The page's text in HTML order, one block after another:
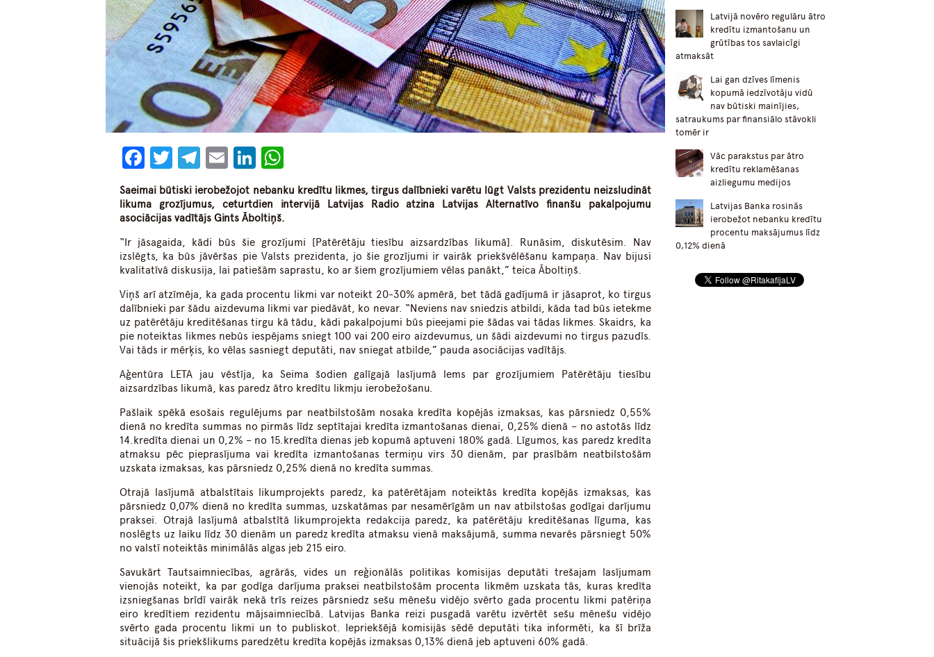
Facebook
Twitter
Telegram
EmailLinkedIn
Saeimai būtiski ierobežojot nebanku kredītu likmes, tirgus dalībnieki varētu lūgt Valsts prezidentu neizsludināt
likuma grozījumus, ceturtdien intervijā Latvijas Radio atzina Latvijas Alternatīvo finanšu pakalpojumu
asociācijas vadītājs Gints Āboltiņš.
“Ir jāsagaida, kādi būs šie grozījumi [Patērētāju tiesību aizsardzības likumā]. Runāsim, diskutēsim. Nav
izslēgts, ka būs jāvēršas pie Valsts prezidenta, jo šie grozījumi ir vairāk priekšvēlēšanu kampaņa. Nav bijusi
kvalitatīvā diskusija, lai patiešām saprastu, ko ar šiem grozījumiem vēlas panākt,” teica Āboltiņš.
Viņš arī atzīmēja, ka gada procentu likmi var noteikt 20-30% apmērā, bet tādā gadījumā ir jāsaprot, ko tirgus
dalībnieki par šādu aizdevuma likmi var piedāvāt, ko nevar. “Neviens nav sniedzis atbildi, kāda tad būs ietekme
uz patērētāju kreditēšanas tirgu kā tādu, kādi pakalpojumi būs pieejami pie šādas vai tādas likmes. Skaidrs, ka
pie noteiktas likmes nebūs iespējams sniegt 100 vai 200 eiro aizdevumus, un šādi aizdevumi no tirgus pazudīs.
Vai tāds ir mērķis, ko vēlas sasniegt deputāti, nav sniegat atbilde,” pauda asociācijas vadītājs.
Aģentūra LETA jau vēstīja, ka Seima šodien galīgajā lasījumā lems par grozījumiem Patērētāju tiesību
aizsardzības likumā, kas paredz ātro kredītu likmju ierobežošanu.
Pašlaik spēkā esošais regulējums par neatbilstošām nosaka kredīta kopējās izmaksas, kas pārsniedz 0,55%
dienā no kredīta summas no pirmās līdz septītajai kredīta izmantošanas dienai, 0,25% dienā – no astotās līdz
14.kredīta dienai un 0,2% – no 15.kredīta dienas jeb kopumā aptuveni 180% gadā. Līgumos, kas paredz kredīta
atmaksu pēc pieprasījuma vai kredīta izmantošanas termiņu virs 30 dienām, par prasībām neatbilstošām
uzskata izmaksas, kas pārsniedz 0,25% dienā no kredīta summas.
Otrajā lasījumā atbalstītais likumprojekts paredz, ka patērētājam noteiktās kredīta kopējās izmaksas, kas
pārsniedz 0,07% dienā no kredīta summas, uzskatāmas par nesamērīgām un nav atbilstošas godīgai darījumu
praksei. Otrajā lasījumā atbalstītā likumprojekta redakcija paredz, ka patērētāju kreditēšanas līguma, kas
noslēgts uz laiku līdz 30 dienām un paredz kredīta atmaksu vienā maksājumā, summa nevarēs pārsniegt 50%
no valstī noteiktās minimālās algas jeb 215 eiro.
Savukārt Tautsaimniecības, agrārās, vides un reģionālās politikas komisijas deputāti trešajam lasījumam
vienojās noteikt, ka par godīga darījuma praksei neatbilstošām procenta likmēm uzskata tās, kuras kredīta
izsniegšanas brīdī vairāk nekā trīs reizes pārsniedz sešu mēnešu vidējo svērto gada procentu likmi patēriņa
eiro kredītiem rezidentu mājsaimniecībā. Latvijas Banka reizi pusgadā varētu izvērtēt sešu mēnešu vidējo
svērto gada procentu likmi un to publiskot. Iepriekšējā komisijās sēdē deputāti tika informēti, ka šī brīža
situācijā šis priekšlikums paredzētu kredīta kopējās izmaksas 0,13% dienā jeb aptuveni 60% gadā.
Latvijā novēro regulāru ātro
kredītu izmantošanu un
grūtības tos savlaicīgi
atmaksāt
Lai gan dzīves līmenis
kopumā iedzīvotāju vidū
nav būtiski mainījies,
satraukums par finansiālo stāvokli
tomēr ir
Vāc parakstus par ātro
kredītu reklamēšanas
aizliegumu medijos
Latvijas Banka rosinās
ierobežot nebanku kredītu
procentu maksājumus līdz
0,12% dienā